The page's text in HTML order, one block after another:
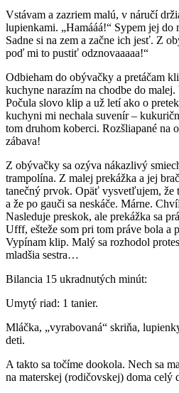
Vstávam a zazriem malú, v náručí
lupienkami. „Hamááá!“ Sypem jej
Sadne si na zem a začne ich jesť. Z
poď mi to pustiť odznovaaaaa!“
Odbieham do obývačky a pretáčam
kuchyne narazím na chodbe do
Počula slovo klip a už letí ako o
kuchyni mi nechala suvenír –
tom druhom koberci. Rozšliapané na
zábava!
Z obývačky sa ozýva nákazlivý
trampolína. Z malej prekážka a jej
tanečný prvok. Opäť vysvetľujem, že
a že po gauči sa neskáče. Márne.
Nasleduje preskok, ale prekážka sa
Ufff, ešteže som pri tom práve bola a
Vypínam klip. Malý sa rozhodol
mladšia sestra…
Bilancia 15 ukradnutých minút:
Umytý riad: 1 tanier.
Mláčka, „vyrabovaná“ skriňa,
deti.
A takto sa točíme dookola. Nech sa
na materskej (rodičovskej) doma celý